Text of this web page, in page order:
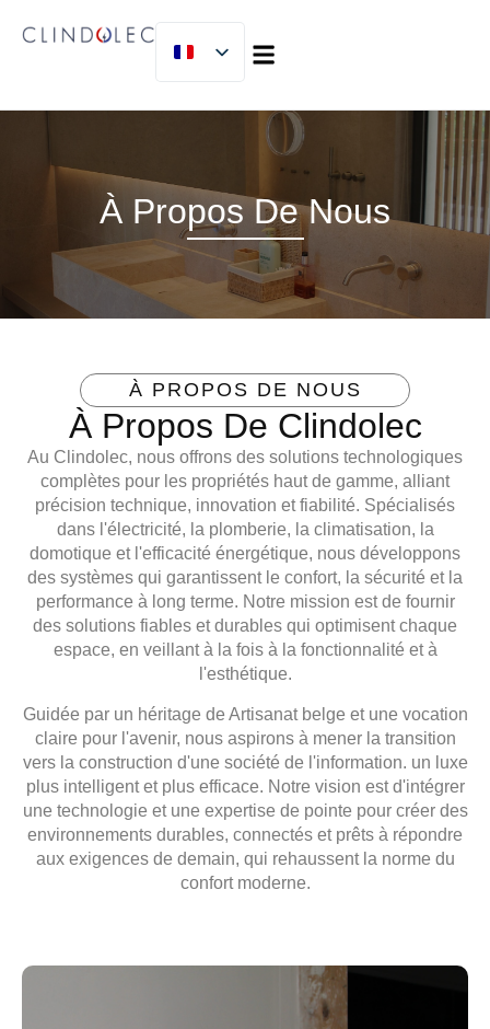
À Propos De Nous
À PROPOS DE NOUS
À Propos De Clindolec
Au Clindolec, nous offrons des solutions technologiques
complètes pour les propriétés haut de gamme, alliant
précision technique, innovation et fiabilité. Spécialisés
dans l'électricité, la plomberie, la climatisation, la
domotique et l'efficacité énergétique, nous développons
des systèmes qui garantissent le confort, la sécurité et la
performance à long terme. Notre mission est de fournir
des solutions fiables et durables qui optimisent chaque
espace, en veillant à la fois à la fonctionnalité et à
l'esthétique.
Guidée par un héritage de Artisanat belge et une vocation
claire pour l'avenir, nous aspirons à mener la transition
vers la construction d'une société de l'information. un luxe
plus intelligent et plus efficace. Notre vision est d'intégrer
une technologie et une expertise de pointe pour créer des
environnements durables, connectés et prêts à répondre
aux exigences de demain, qui rehaussent la norme du
confort moderne.